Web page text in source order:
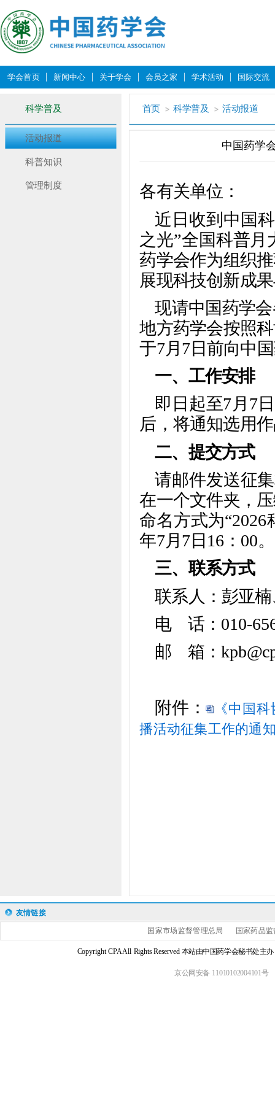
学会首页 新闻中心 关于学会 会员之家 学术活动 国际交流
科学普及
活动报道
科普知识
管理制度
首页 科学普及 活动报道
中国药学
各有关单位：
近日收到中国
之光”全国科普
药学会作为组织
展现科技创新成
现请中国药学
地方药学会按照
于7月7日前向中
一、工作安排
即日起至7月7
后，将通知选用
二、提交方式
请邮件发送征
在一个文件夹，
命名方式为
年7月7日16：00。
三、联系方式
联系人：彭亚
电 话：010-
邮 箱：
附件： 《中国科
播活动征集工作的通
友情链接
国家市场监督管理总局 国家药品
Copyright CPA All Rights Reserved 本站由中国药学会秘书处主
京公网安备 11010102004101号